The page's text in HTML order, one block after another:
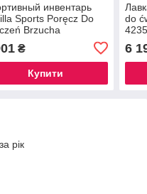
инвентарь
Sports Poręcz Do
Brzucha
₴
Купити
do
6
рік